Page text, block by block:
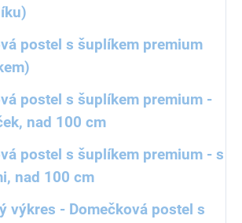
postel s šuplíkem premium
postel s šuplíkem premium -
nad 100 cm
postel s šuplíkem premium - s
nad 100 cm
výkres - Domečková postel s